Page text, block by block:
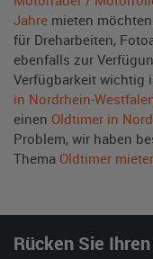
Jahre mieten
für Dreharbeiten,
ebenfalls zur
Verfügbarkeit wichtig
in Nordrhein-
einen Oldtimer in
Problem, wir haben
Thema Oldtimer
Rücken Sie